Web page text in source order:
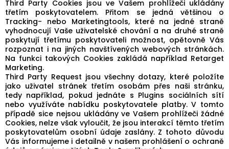
Third Party Cookies jsou ve Vašem prohlížeči ukládány
třetím poskytovatelem. Přitom se jedná většinou o
Tracking- nebo Marketingtools, které na jedné straně
vyhodnocují Vaše uživatelské chování a na druhé straně
poskytují třetímu poskytovateli možnost, opětovně Vás
rozpoznat i na jiných navštívených webových stránkách.
Na funkci takových Cookies zakládá například Retarget
Marketing.
Third Party Request jsou všechny dotazy, které položíte
jako uživatel stránek třetím osobám přes naši stránku,
tedy například, pokud jednáte s Plugins sociálních sítí
nebo využíváte nabídku poskytovatele platby. V tomto
případě sice nejsou ukládány ve Vašem prohlížeči žádné
Cookies, nelze však vyloučit, že jsou interakcí těmto třetím
poskytovatelům osobní údaje zaslány. Z tohoto důvodu
Vás informujeme i detailně v našem prohlášení o ochraně